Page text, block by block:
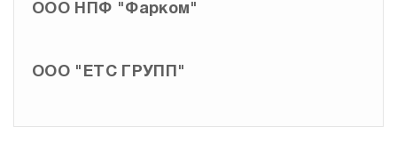
ООО НПФ "Фарком"
ООО "ЕТС ГРУПП"